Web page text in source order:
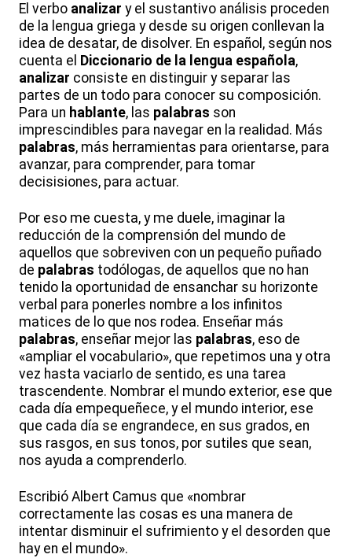
El verbo analizar y el sustantivo análisis proceden
de la lengua griega y desde su origen conllevan la
idea de desatar, de disolver. En español, según nos
cuenta el Diccionario de la lengua española,
analizar consiste en distinguir y separar las
partes de un todo para conocer su composición.
Para un hablante, las palabras son
imprescindibles para navegar en la realidad. Más
palabras, más herramientas para orientarse, para
avanzar, para comprender, para tomar
decisisiones, para actuar.
Por eso me cuesta, y me duele, imaginar la
reducción de la comprensión del mundo de
aquellos que sobreviven con un pequeño puñado
de palabras todólogas, de aquellos que no han
tenido la oportunidad de ensanchar su horizonte
verbal para ponerles nombre a los infinitos
matices de lo que nos rodea. Enseñar más
palabras, enseñar mejor las palabras, eso de
«ampliar el vocabulario», que repetimos una y otra
vez hasta vaciarlo de sentido, es una tarea
trascendente. Nombrar el mundo exterior, ese que
cada día empequeñece, y el mundo interior, ese
que cada día se engrandece, en sus grados, en
sus rasgos, en sus tonos, por sutiles que sean,
nos ayuda a comprenderlo.
Escribió Albert Camus que «nombrar
correctamente las cosas es una manera de
intentar disminuir el sufrimiento y el desorden que
hay en el mundo».